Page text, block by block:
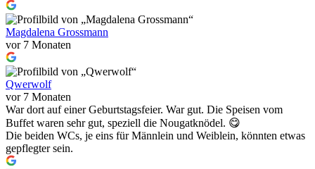
Magdalena Grossmann
vor 7 Monaten
Qwerwolf
vor 7 Monaten
War dort auf einer Geburtstagsfeier. War gut. Die Speisen vom
Buffet waren sehr gut, speziell die Nougatknödel. 😋
Die beiden WCs, je eins für Männlein und Weiblein, könnten etwas
gepflegter sein.